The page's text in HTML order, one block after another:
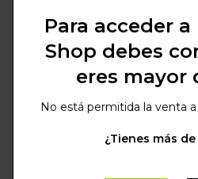
Para acceder
Shop debes
eres mayor
No está permitida la venta
¿Tienes más de